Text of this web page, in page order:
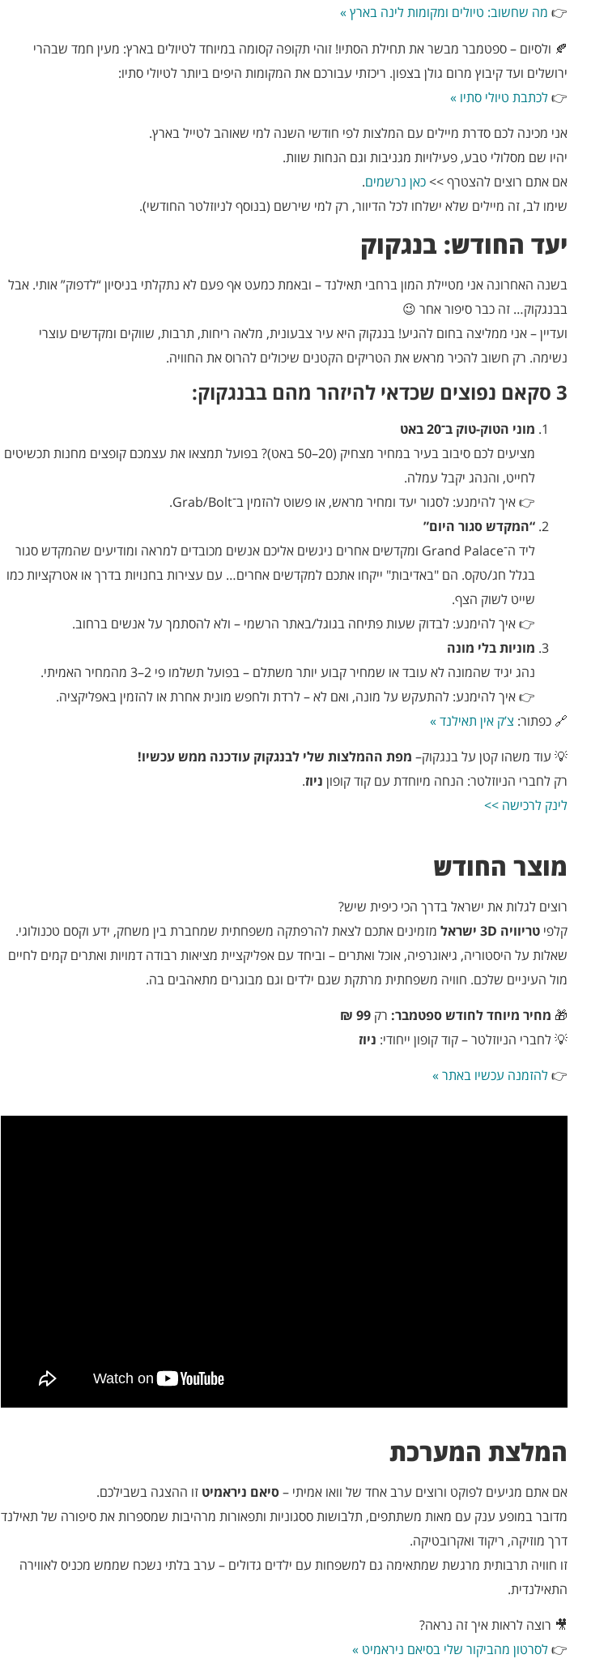
👉 מה שחשוב: טיולים ומקומות לינה בארץ »
🍂 ולסיום – ספטמבר מבשר את תחילת הסתיו! זוהי תקופה קסומה במיוחד לטיולים בארץ: מעין חמד שבהרי
ירושלים ועד קיבוץ מרום גולן בצפון. ריכזתי עבורכם את המקומות היפים ביותר לטיולי סתיו:
👉לכתבת טיולי סתיו »
אני מכינה לכם סדרת מיילים עם המלצות לפי חודשי השנה למי שאוהב לטייל בארץ.
יהיו שם מסלולי טבע, פעילויות מגניבות וגם הנחות שוות.
אם אתם רוצים להצטרף >>כאן נרשמים.
שימו לב, זה מיילים שלא ישלחו לכל הדיוור, רק למי שירשם (בנוסף לניוזלטר החודשי).
יעד החודש: בנגקוק
בשנה האחרונה אני מטיילת המון ברחבי תאילנד – ובאמת כמעט אף פעם לא נתקלתי בניסיון “לדפוק” אותי. אבל
בבנגקוק… זה כבר סיפור אחר 😉
ועדיין – אני ממליצה בחום להגיע! בנגקוק היא עיר צבעונית, מלאה ריחות, תרבות, שווקים ומקדשים עוצרי
נשימה. רק חשוב להכיר מראש את הטריקים הקטנים שיכולים להרוס את החוויה.
3 סקאם נפוצים שכדאי להיזהר מהם בבנגקוק:
מוני הטוק-טוק ב־20 באט
מציעים לכם סיבוב בעיר במחיר מצחיק (20–50 באט)? בפועל תמצאו את עצמכם קופצים מחנות תכשיטים
לחייט, והנהג יקבל עמלה.
👉 איך להימנע: לסגור יעד ומחיר מראש, או פשוט להזמין ב־Grab/Bolt.
“המקדש סגור היום”
ליד ה־Grand Palace ומקדשים אחרים ניגשים אליכם אנשים מכובדים למראה ומודיעים שהמקדש סגור
בגלל חג/טקס. הם "באדיבות" ייקחו אתכם למקדשים אחרים… עם עצירות בחנויות בדרך או אטרקציות כמו
שייט לשוק הצף.
👉 איך להימנע: לבדוק שעות פתיחה בגוגל/באתר הרשמי – ולא להסתמך על אנשים ברחוב.
מוניות בלי מונה
נהג יגיד שהמונה לא עובד או שמחיר קבוע יותר משתלם – בפועל תשלמו פי 2–3 מהמחיר האמיתי.
👉 איך להימנע: להתעקש על מונה, ואם לא – לרדת ולחפש מונית אחרת או להזמין באפליקציה.
🔗 כפתור: צ’ק אין תאילנד »
💡 עוד משהו קטן על בנגקוק– מפת ההמלצות שלי לבנגקוק עודכנה ממש עכשיו!
רק לחברי הניוזלטר: הנחה מיוחדת עם קוד קופון ניוז.
לינק לרכישה >>
מוצר החודש
רוצים לגלות את ישראל בדרך הכי כיפית שיש?
קלפי טריוויה 3D ישראל
מזמינים אתכם לצאת להרפתקה משפחתית שמחברת בין משחק, ידע וקסם טכנולוגי.
שאלות על היסטוריה, גיאוגרפיה, אוכל ואתרים – וביחד עם אפליקציית מציאות רבודה דמויות ואתרים קמים לחיים
מול העיניים שלכם. חוויה משפחתית מרתקת שגם ילדים וגם מבוגרים מתאהבים בה.
🎁 מחיר מיוחד לחודש ספטמבר: רק 99 ₪
💡 לחברי הניוזלטר – קוד קופון ייחודי: ניוז
👉להזמנה עכשיו באתר »
המלצת המערכת
אם אתם מגיעים לפוקט ורוצים ערב אחד של וואו אמיתי –סיאם ניראמיט זו ההצגה בשבילכם.
מדובר במופע ענק עם מאות משתתפים, תלבושות ססגוניות ותפאורות מרהיבות שמספרות את סיפורה של תאילנד
דרך מוזיקה, ריקוד ואקרובטיקה.
זו חוויה תרבותית מרגשת שמתאימה גם למשפחות עם ילדים גדולים – ערב בלתי נשכח שממש מכניס לאווירה
התאילנדית.
🎥 רוצה לראות איך זה נראה?
👉לסרטון מהביקור שלי בסיאם ניראמיט »